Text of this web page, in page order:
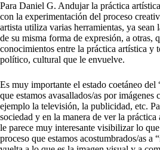
Para Daniel G. Andujar la práctica
con la experimentación del proceso
artista utiliza varias herramientas, ya sean
de su misma forma de expresión, a otras,
conocimientos entre la práctica artística y
político, cultural que le envuelve.
Es muy importante el estado coetáneo
que estamos avasallados/as por imágenes
ejemplo la televisión, la publicidad, etc.
sociedad y en la manera de ver la
le parece muy interesante visibilizar lo
proceso que estamos acostumbrados/as a